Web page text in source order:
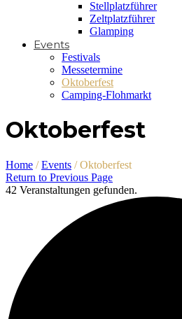
Stellplatzführer
Zeltplatzführer
Glamping
Events
Festivals
Messetermine
Oktoberfest
Camping-Flohmarkt
Oktoberfest
Home / Events / Oktoberfest
Return to Previous Page
42 Veranstaltungen gefunden.